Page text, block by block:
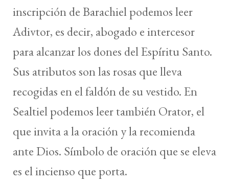
inscripción de Barachiel podemos leer
Adivtor, es decir, abogado e intercesor
para alcanzar los dones del Espíritu Santo.
Sus atributos son las rosas que lleva
recogidas en el faldón de su vestido. En
Sealtiel podemos leer también Orator, el
que invita a la oración y la recomienda
ante Dios. Símbolo de oración que se eleva
es el incienso que porta.